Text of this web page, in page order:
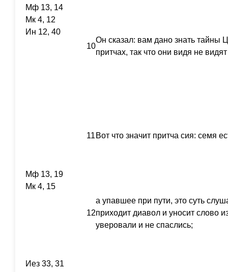
Мф 13, 14
Мк 4, 12
Ин 12, 40
10
Он сказал: вам дано знать тайны
притчах, так что они видя не
11 Вот что значит притча сия: семя
Мф 13, 19
Мк 4, 15
12
а упавшее при пути, это суть
приходит диавол и уносит слово
уверовали и не спаслись;
Иез 33, 31